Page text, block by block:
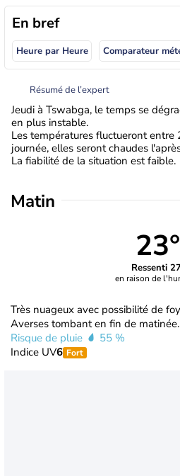
En bref
Heure par Heure Comparateur
Résumé de l’expert
Jeudi à Tswabga, le temps se
en plus instable.
Les températures fluctueront entre
journée, elles seront chaudes
La fiabilité de la situation est faible.
Matin
23°
Ressenti
en raison de
Très nuageux avec possibilité de
Averses tombant en fin de matinée.
Risque de pluie
55 %
Indice UV6 Fort